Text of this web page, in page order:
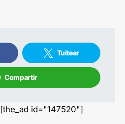
Tuitear
Compartir
id="147520"]